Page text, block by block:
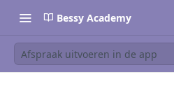
Bessy Academy
Afspraak uitvoeren in de app